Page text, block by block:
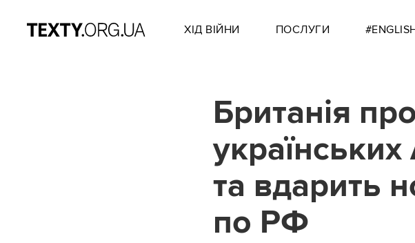
ХІД ВІЙНИ ПОСЛУГИ
Британія
та вдарить
по РФ